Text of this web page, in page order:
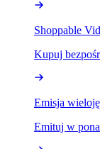
Shoppable
Kupuj
Emisja
Emituj w